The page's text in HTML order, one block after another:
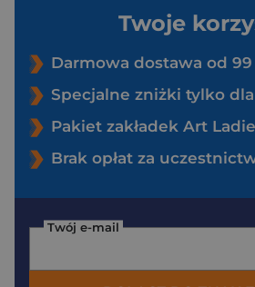
Twoje
Darmowa dostawa od 99
Specjalne zniżki tylko
Pakiet zakładek Art
Brak opłat za
Twój e-mail